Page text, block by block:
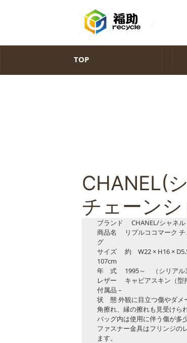
TOP
CHANEL(
チェーン
ブランド CHANEL/シャネル
商品名 リプルココマーク チ
グ
サイズ 約 W22 × H16 ×
107cm
年 式 1995～ （シリアル
レザー キャビアスキン（型
付属品 –
状 態 外観に目立つ傷やダメ
角擦れ、縁の擦れも見受けら
バッグ内は使用に伴う傷が多
ファスナー金具はフリンジの
ます。